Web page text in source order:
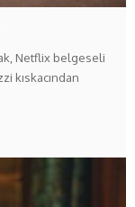
Netflix belgeseli
kıskacından